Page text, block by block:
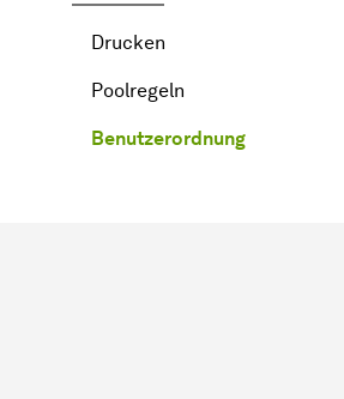
Drucken
Poolregeln
Benutzerordnung